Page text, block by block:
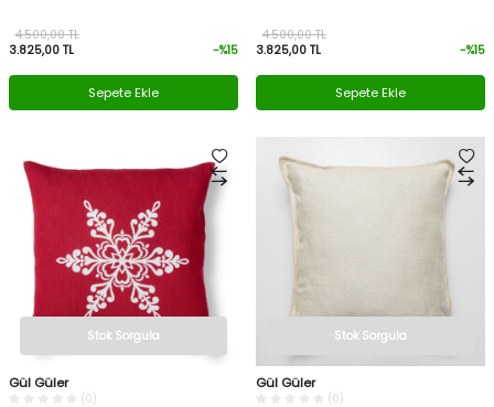
3.825,00 TL
4.500,00TL
-%15
Sepete Ekle
3.825,00 TL
4.500,00TL
-%15
Sepete Ekle
Stok Sorgula
Gül Güler
(0)
Stok Sorgula
Gül Güler
(0)